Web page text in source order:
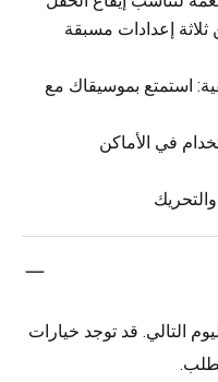
إعدادات مسبقة
استمتع بموسيقاك مع
في الأماكن
التالي. قد توجد خيارات